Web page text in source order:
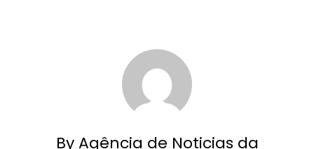
By Agência de Noticias da